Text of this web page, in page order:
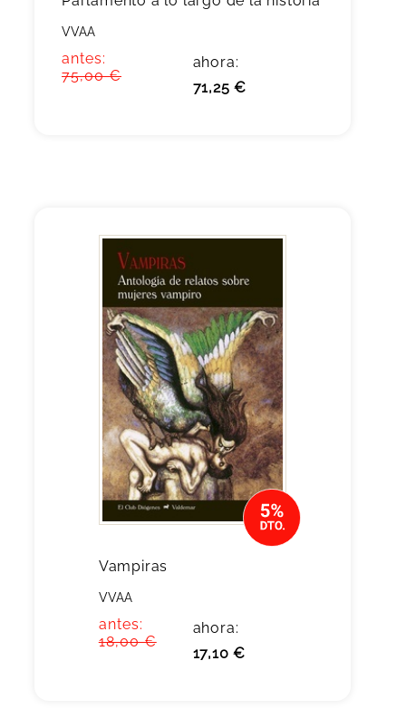
VVAA
antes:
75,00 €
ahora:
71,25 €
Vampiras
VVAA
antes:
18,00 €
ahora:
17,10 €